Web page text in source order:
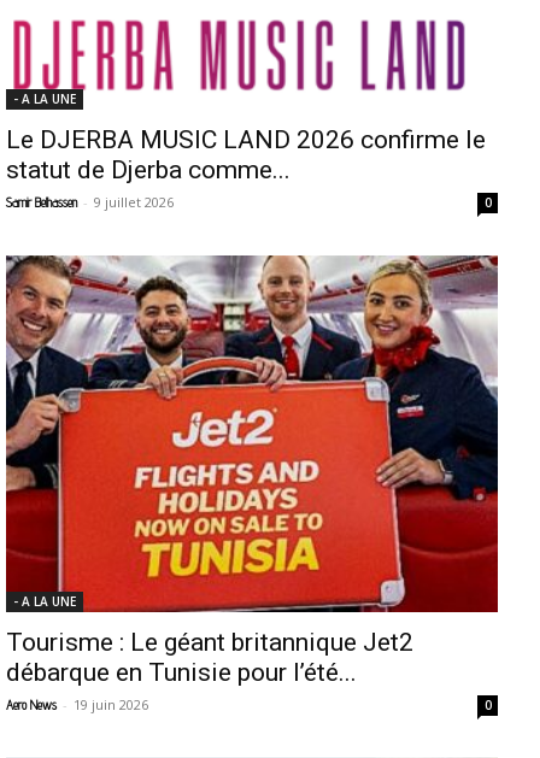
- A LA UNE
Le DJERBA MUSIC LAND 2026 confirme le
statut de Djerba comme...
Samir Belhassen - 9 juillet 2026 0
- A LA UNE
Tourisme : Le géant britannique Jet2
débarque en Tunisie pour l’été...
Aero News - 19 juin 2026 0